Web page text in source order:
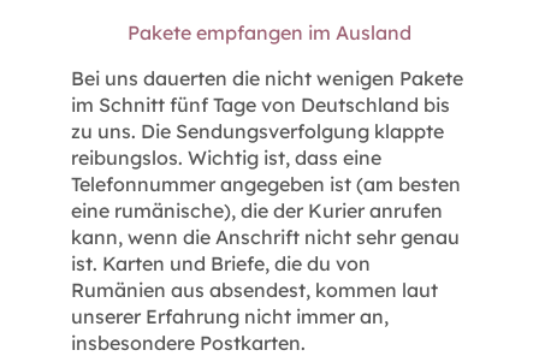
Pakete empfangen im Ausland
Bei uns dauerten die nicht wenigen Pakete
im Schnitt fünf Tage von Deutschland bis
zu uns. Die Sendungsverfolgung klappte
reibungslos. Wichtig ist, dass eine
Telefonnummer angegeben ist (am besten
eine rumänische), die der Kurier anrufen
kann, wenn die Anschrift nicht sehr genau
ist. Karten und Briefe, die du von
Rumänien aus absendest, kommen laut
unserer Erfahrung nicht immer an,
insbesondere Postkarten.